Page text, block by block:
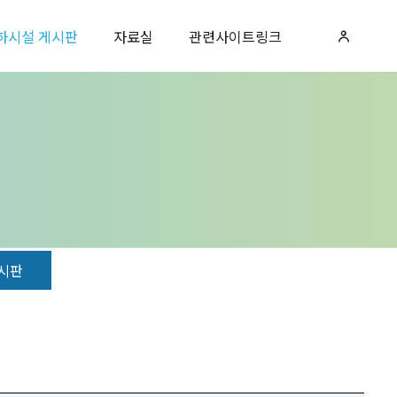
시설 게시판 자료실 관련사이트링크
판